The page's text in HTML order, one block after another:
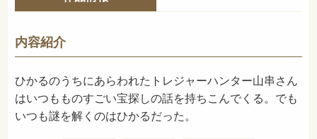
ISBN 978-4-03-345310-1
NDC
発売日 2009年11月
内容紹介
ひかるのうちにあらわれたトレジャーハンター山串さん
はいつもものすごい宝探しの話を持ちこんでくる。でも
いつも謎を解くのはひかるだった。